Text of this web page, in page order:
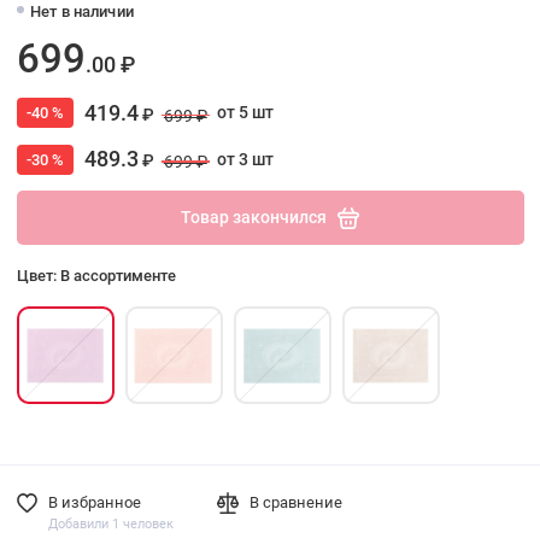
Нет в наличии
699.00 ₽
-40 % 419.4₽ 699 ₽ от 5 шт
-30 % 489.3₽ 699 ₽ от 3 шт
Товар закончился
Цвет: В ассортименте
В избранное
Добавили 1 человек
В сравнение